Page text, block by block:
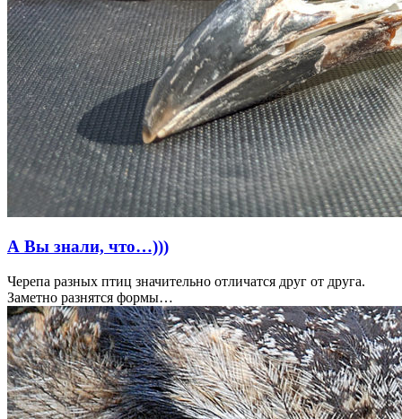
А Вы знали, что…)))
Черепа разных птиц значительно отличатся друг от друга.
Заметно разнятся формы…